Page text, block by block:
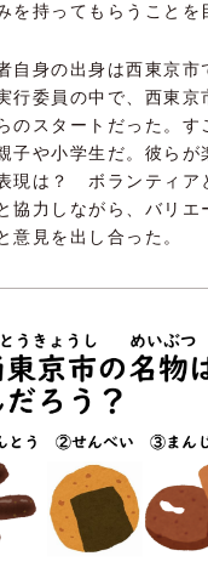
を持ってもらうことを
自身の出身は西東京市
行委員の中で、西東京
のスタートだった。す
子や小学生だ。彼らが
現は？ ボランティア
協力しながら、バリエ
意見を出し合った。